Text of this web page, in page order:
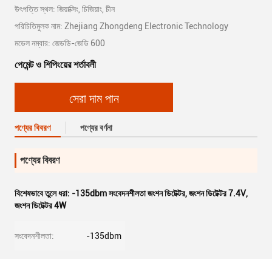
উৎপত্তি স্থল: জিয়াক্সিং, চিজিয়াং, চীন
পরিচিতিমুলক নাম: Zhejiang Zhongdeng Electronic Technology
মডেল নম্বার: জেডডি-জেডি 600
পেমেন্ট ও শিপিংয়ের শর্তাবলী
সেরা দাম পান
পণ্যের বিবরণ পণ্যের বর্ণনা
পণ্যের বিবরণ
বিশেষভাবে তুলে ধরা: -135dbm সংবেদনশীলতা জংশন ডিটেক্টর,জংশন ডিটেক্টর 7.4V,
জংশন ডিটেক্টর 4W
সংবেদনশীলতা: -135dbm